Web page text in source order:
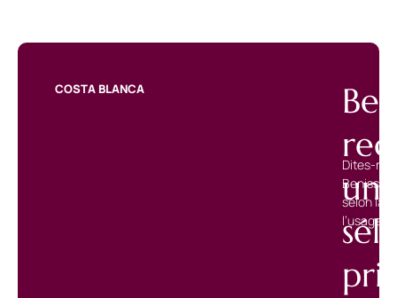
COSTA BLANCA
Dites-
Benissa
selon la
l’usage